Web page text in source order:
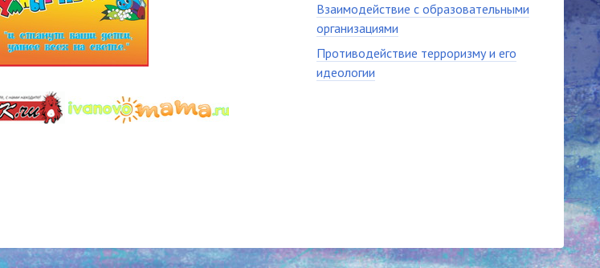
Взаимодействие с образовательными
организациями
Противодействие терроризму и его
идеологии